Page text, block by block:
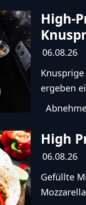
High-
06.08.26
ergeben
High
06.08.26
Gefüllte